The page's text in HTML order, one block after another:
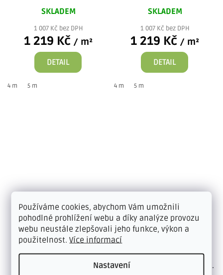
Používáme cookies, abychom Vám umožnili
pohodlné prohlížení webu a díky analýze provozu
webu neustále zlepšovali jeho funkce, výkon a
použitelnost.Více informací
Nastavení
SKLADEM
1 007 Kč bez DPH
1 219 Kč / m²
DETAIL
4 m 5 m
SKLADEM
1 007 Kč bez DPH
1 219 Kč / m²
DETAIL
4 m 5 m
HOTELOVÝ KOBEREC
QS114-4
HOTEL NOW QS114-4
zaujme originálním
béžovo-modrým
melírovaným dekorem,
HOTELOVÝ KOBEREC
QS110-2
Minimalistický koberec
světle šedém odstínu
působí čistě, elegantně a...